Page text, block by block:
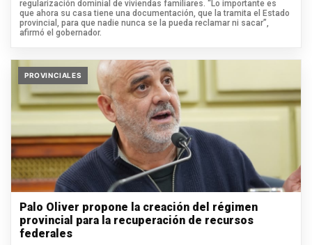
regularización dominial de viviendas familiares. “Lo importante es
que ahora su casa tiene una documentación, que la tramita el Estado
provincial, para que nadie nunca se la pueda reclamar ni sacar”,
afirmó el gobernador.
PROVINCIALES
Palo Oliver propone la creación del régimen
provincial para la recuperación de recursos
federales